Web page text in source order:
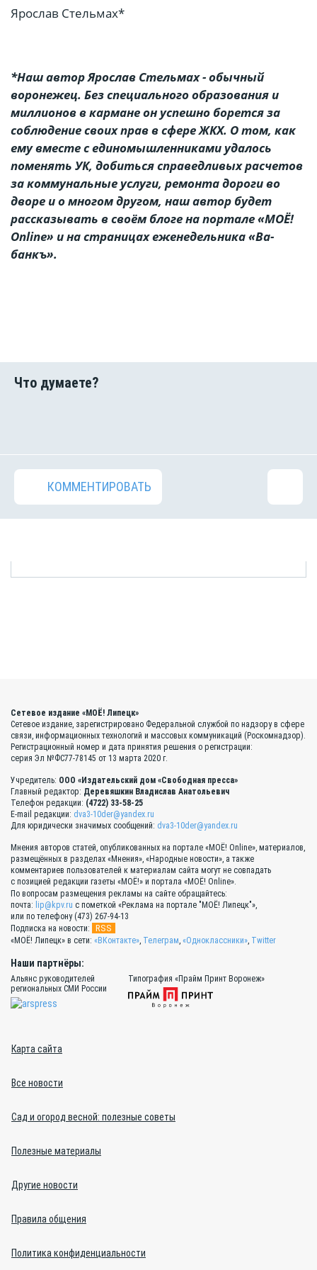
Ярослав Стельмах*
*Наш автор Ярослав Стельмах - обычный
воронежец. Без специального образования и
миллионов в кармане он успешно борется за
соблюдение своих прав в сфере ЖКХ. О том, как
ему вместе с единомышленниками удалось
поменять УК, добиться справедливых расчетов
за коммунальные услуги, ремонта дороги во
дворе и о многом другом, наш автор будет
рассказывать в своём блоге на портале «МОЁ!
Online» и на страницах еженедельника «Ва-
банкъ».
КОММЕНТИРОВАТЬ
Сетевое издание «МОЁ! Липецк»
Сетевое издание, зарегистрировано Федеральной службой по надзору в сфере
связи, информационных технологий и массовых коммуникаций (Роскомнадзор).
Регистрационный номер и дата принятия решения о регистрации:
серия Эл №ФС77-78145 от 13 марта 2020 г.
Учредитель: ООО «Издательский дом «Свободная пресса»
Главный редактор: Деревяшкин Владислав Анатольевич
Телефон редакции: (4722) 33-58-25
E-mail редакции: dva3-10der@yandex.ru
Для юридически значимых сообщений: dva3-10der@yandex.ru
Мнения авторов статей, опубликованных на портале «МОЁ! Online», материалов,
размещённых в разделах «Мнения», «Народные новости», а также
комментариев пользователей к материалам сайта могут не совпадать
с позицией редакции газеты «МОЁ!» и портала «МОЁ! Online».
По вопросам размещения рекламы на сайте обращайтесь:
почта: lip@kpv.ru с пометкой «Реклама на портале "МОЁ! Липецк"»,
или по телефону (473) 267-94-13
Подписка на новости:
RSS
«МОЁ! Липецк» в сети: «ВКонтакте», Телеграм, «Одноклассники», Twitter
Наши партнёры:
Альянс руководителей
региональных СМИ России
Типография «Прайм Принт Воронеж»
Карта сайта
Все новости
Сад и огород весной: полезные советы
Полезные материалы
Другие новости
Правила общения
Политика конфиденциальности